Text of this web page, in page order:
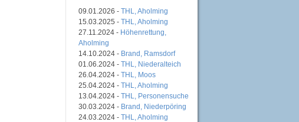
09.01.2026 - THL, Aholming
15.03.2025 - THL, Aholming
27.11.2024 - Höhenrettung,
Aholming
14.10.2024 - Brand, Ramsdorf
01.06.2024 - THL, Niederalteich
26.04.2024 - THL, Moos
25.04.2024 - THL, Aholming
13.04.2024 - THL, Personensuche
30.03.2024 - Brand, Niederpöring
24.03.2024 - THL, Aholming